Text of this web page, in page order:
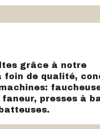
grâce à notre
foin de qualité,
presses à